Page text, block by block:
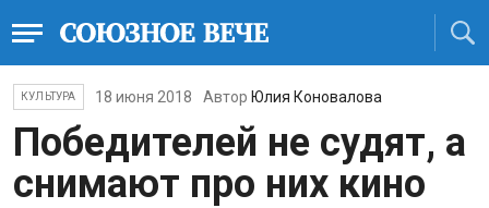
КУЛЬТУРА 18 июня 2018 Автор Юлия Коновалова
Победителей не судят, а
снимают про них кино